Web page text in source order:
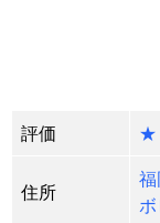
評価 ★
住所
福